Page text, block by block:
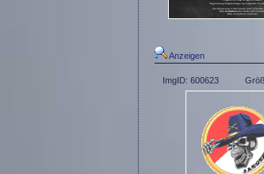
Anzeigen
ImgID: 600623